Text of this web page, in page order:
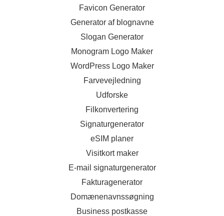
Favicon Generator
Generator af blognavne
Slogan Generator
Monogram Logo Maker
WordPress Logo Maker
Farvevejledning
Udforske
Filkonvertering
Signaturgenerator
eSIM planer
Visitkort maker
E-mail signaturgenerator
Fakturagenerator
Domænenavnssøgning
Business postkasse